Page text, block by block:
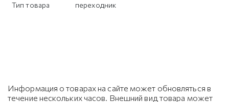
Тип товара переходник
Информация о товарах на сайте может обновляться в
течение нескольких часов. Внешний вид товара может